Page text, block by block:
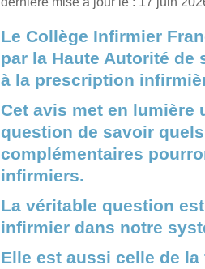
Le Collège Infirmier
par la Haute Autorité de
à la prescription
Cet avis met en lumière
question de savoir
complémentaires
infirmiers.
La véritable question
infirmier dans notre
Elle est aussi celle de